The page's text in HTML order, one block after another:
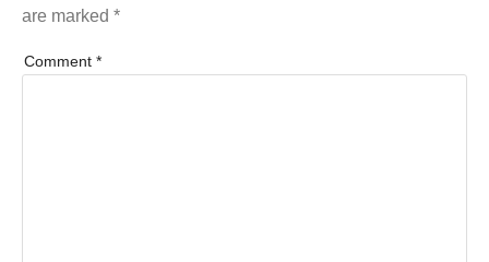
are marked *
Comment *